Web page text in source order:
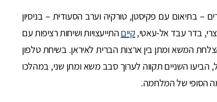
– בתיאום עם פקיסטן, טורקיה וערב הסעודית – בניסיון
בדר עבד אל-עאטי,קייםהתייעצויות ושיחות רציפות עם
המשא ומתן בין ארצות הברית לאיראן. בשיחת טלפון
ב-19 באפריל, הביעו השניים תקווה לערוך סבב משא ומתן שני, במהלכו
הסופי של המלחמה.